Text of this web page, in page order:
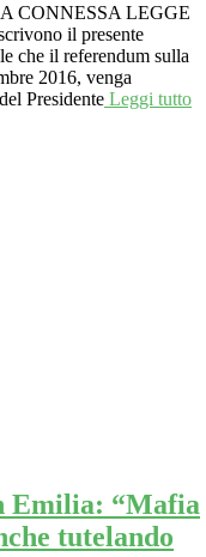
CONNESSA LEGGE
il presente
che il referendum sulla
2016, venga
Presidente Leggi tutto
Emilia: “Mafia
tutelando